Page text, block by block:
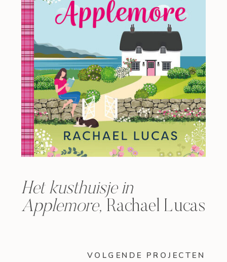
VOLGENDE PROJECTEN
Het kusthuisje in
Applemore, Rachael Lucas